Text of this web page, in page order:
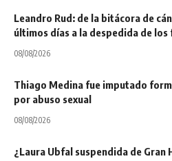
Leandro Rud: de la bitácora de
últimos días a la despedida de los
08/08/2026
Thiago Medina fue imputado
por abuso sexual
08/08/2026
¿Laura Ubfal suspendida de Gran